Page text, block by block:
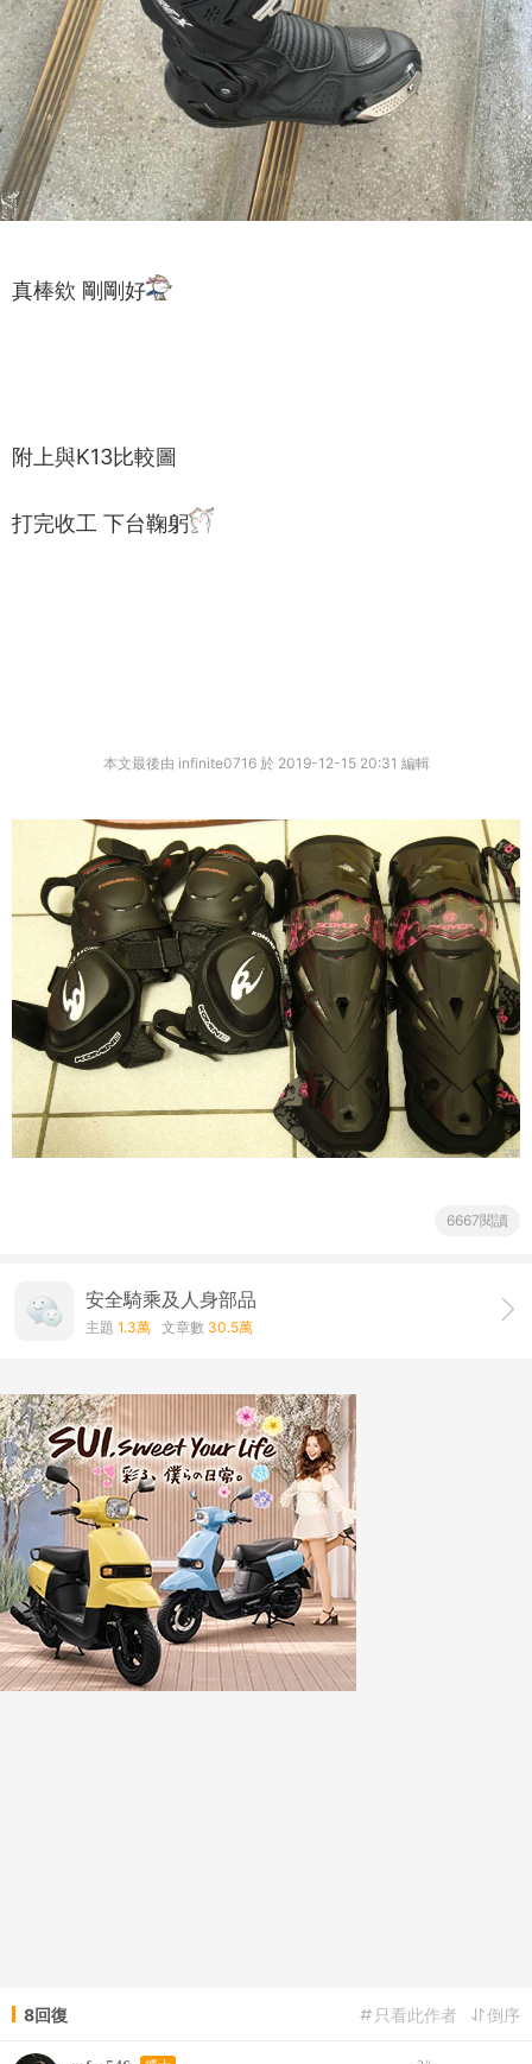
真棒欸 剛剛好
附上與K13比較圖
打完收工 下台鞠躬
本文最後由 infinite0716 於 2019-12-15 20:31 編輯
6667閱讀
安全騎乘及人身部品
主題 1.3萬 文章數 30.5萬
8回復 倒序
只看此作者